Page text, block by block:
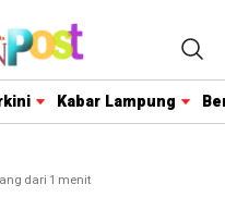
Kabar Lampung
dari 1 menit